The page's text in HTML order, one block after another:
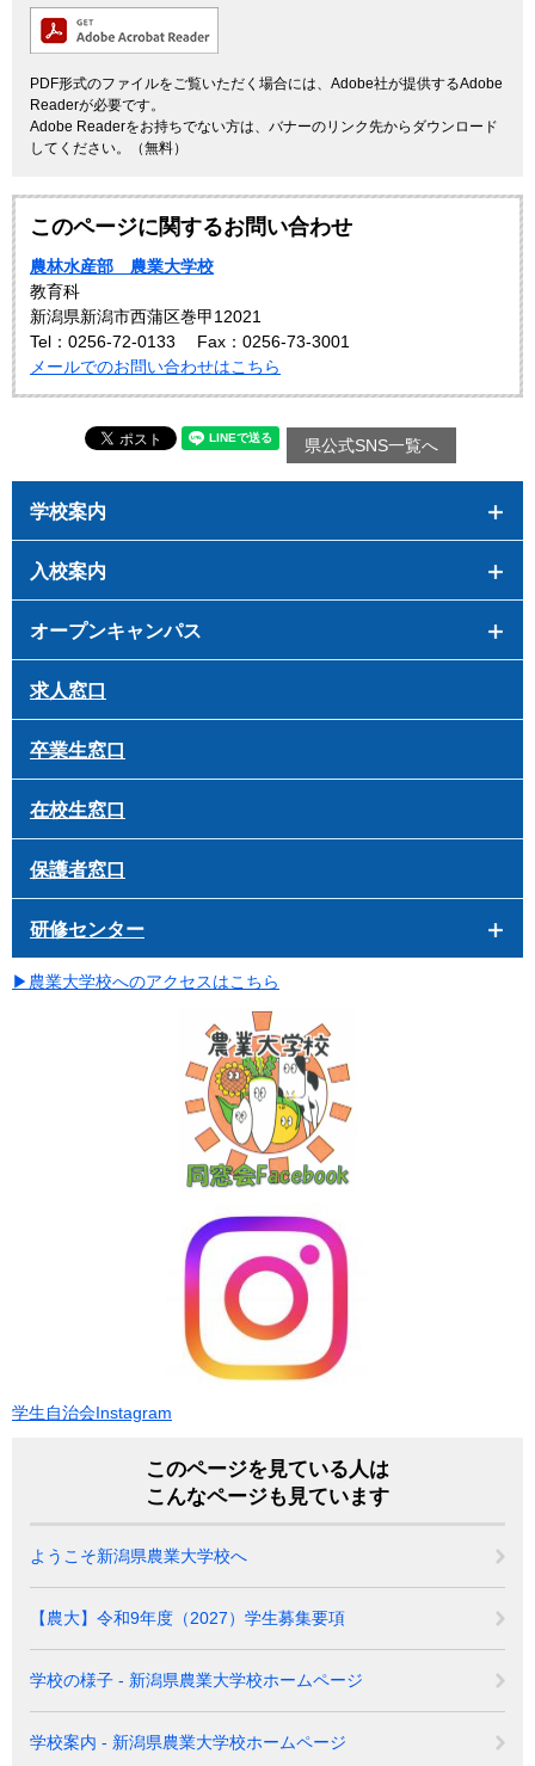
PDF形式のファイルをご覧いただく場合には、Adobe社が提供するAdobe
Readerが必要です。
Adobe Readerをお持ちでない方は、バナーのリンク先からダウンロード
してください。（無料）
このページに関するお問い合わせ
農林水産部 農業大学校
教育科
新潟県新潟市西蒲区巻甲12021
Tel：0256-72-0133
Fax：0256-73-3001
メールでのお問い合わせはこちら
県公式SNS一覧へ
学校案内
入校案内
オープンキャンパス
求人窓口
卒業生窓口
在校生窓口
保護者窓口
研修センター
▶ 農業大学校へのアクセスはこちら
学生自治会Instagram
このページを見ている人は
こんなページも見ています
ようこそ新潟県農業大学校へ
【農大】令和9年度（2027）学生募集要項
学校の様子 - 新潟県農業大学校ホームページ
学校案内 - 新潟県農業大学校ホームページ